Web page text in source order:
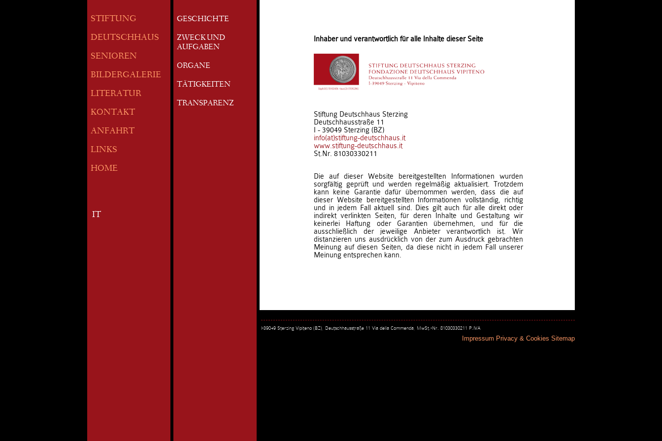
STIFTUNG
DEUTSCHHAUS
SENIOREN
BILDERGALERIE
LITERATUR
KONTAKT
ANFAHRT
LINKS
HOME
IT
GESCHICHTE
ZWECK UND
AUFGABEN
ORGANE
TÄTIGKEITEN
TRANSPARENZ
Inhaber und verantwortlich für alle Inhalte dieser Seite
Stiftung Deutschhaus Sterzing
Deutschhausstraße 11
I - 39049 Sterzing (BZ)
info(at)stiftung-deutschhaus.it
www.stiftung-deutschhaus.it
St.Nr. 81030330211
Die auf dieser Website bereitgestellten Informationen wurden
sorgfältig geprüft und werden regelmäßig aktualisiert. Trotzdem
kann keine Garantie dafür übernommen werden, dass die auf
dieser Website bereitgestellten Informationen vollständig, richtig
und in jedem Fall aktuell sind. Dies gilt auch für alle direkt oder
indirekt verlinkten Seiten, für deren Inhalte und Gestaltung wir
keinerlei Haftung oder Garantien übernehmen, und für die
ausschließlich der jeweilige Anbieter verantwortlich ist. Wir
distanzieren uns ausdrücklich von der zum Ausdruck gebrachten
Meinung auf diesen Seiten, da diese nicht in jedem Fall unserer
Meinung entsprechen kann.
I-39049 Sterzing Vipiteno (BZ), Deutschhausstraße 11 Via della Commenda, MwSt.-Nr. 81030330211 P.IVA
Impressum Privacy & Cookies Sitemap